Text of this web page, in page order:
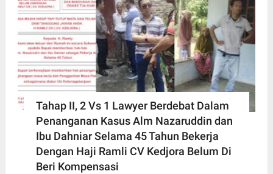
Tahap II, 2 Vs 1 Lawyer Berdebat Dalam
Penanganan Kasus Alm Nazaruddin dan
Ibu Dahniar Selama 45 Tahun Bekerja
Dengan Haji Ramli CV Kedjora Belum Di
Beri Kompensasi